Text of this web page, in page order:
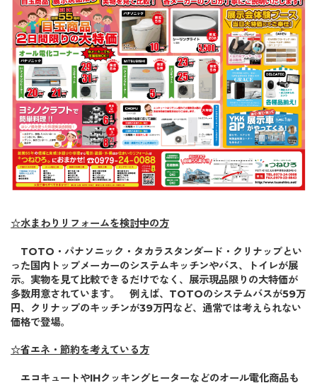
☆水まわりリフォームを検討中の方
TOTO・パナソニック・タカラスタンダード・クリナップとい
った国内トップメーカーのシステムキッチンやバス、トイレが展
示。実物を見て比較できるだけでなく、 展示現品限りの大特価が
多数用意されています。 例えば、TOTOのシステムバスが59万
円、クリナップのキッチンが39万円など、通常では考えられない
価格で登場。
☆省エネ・節約を考えている方
エコキュートやIHクッキングヒーターなどのオール電化商品も